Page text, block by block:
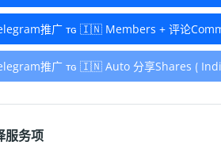
推广 ᴛɢ 🇮🇳 Members + 评论
推广 ᴛɢ 🇮🇳 Auto 分享Shares ⟮
服务项